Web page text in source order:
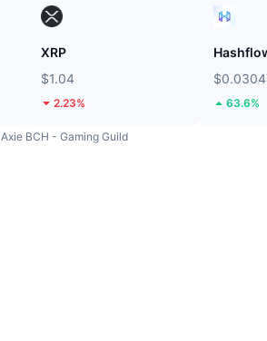
XRP
$1.04
2.23% 63.6%
Axie BCH - Gaming Guild